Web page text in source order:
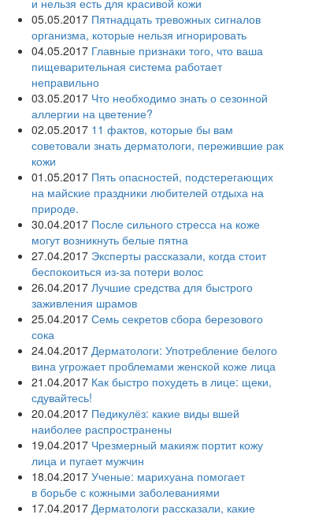
и нельзя есть для красивой кожи
05.05.2017 Пятнадцать тревожных сигналов
организма, которые нельзя игнорировать
04.05.2017 Главные признаки того, что ваша
пищеварительная система работает
неправильно
03.05.2017 Что необходимо знать о сезонной
аллергии на цветение?
02.05.2017 11 фактов, которые бы вам
советовали знать дерматологи, пережившие рак
кожи
01.05.2017 Пять опасностей, подстерегающих
на майские праздники любителей отдыха на
природе.
30.04.2017 После сильного стресса на коже
могут возникнуть белые пятна
27.04.2017 Эксперты рассказали, когда стоит
беспокоиться из-за потери волос
26.04.2017 Лучшие средства для быстрого
заживления шрамов
25.04.2017 Семь секретов сбора березового
сока
24.04.2017 Дерматологи: Употребление белого
вина угрожает проблемами женской коже лица
21.04.2017 Как быстро похудеть в лице: щеки,
сдувайтесь!
20.04.2017 Педикулёз: какие виды вшей
наиболее распространены
19.04.2017 Чрезмерный макияж портит кожу
лица и пугает мужчин
18.04.2017 Ученые: марихуана помогает
в борьбе с кожными заболеваниями
17.04.2017 Дерматологи рассказали, какие